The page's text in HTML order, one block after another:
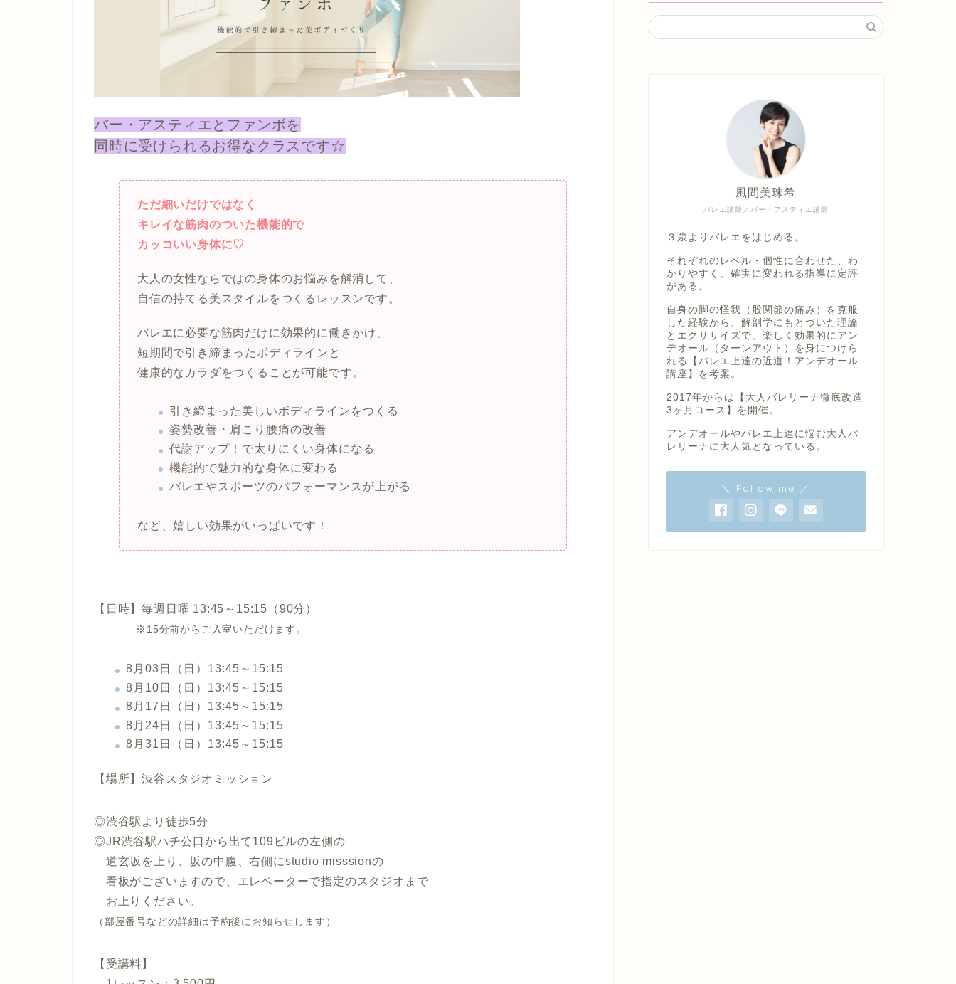
バー・アスティエとファンボを
同時に受けられるお得なクラスです☆
ただ細いだけではなく
キレイな筋肉のついた機能的で
カッコいい身体に♡
大人の女性ならではの身体のお悩みを解消して、
自信の持てる美スタイルをつくるレッスンです。
バレエに必要な筋肉だけに効果的に働きかけ、
短期間で引き締まったボディラインと
健康的なカラダをつくることが可能です。
引き締まった美しいボディラインをつくる
姿勢改善・肩こり腰痛の改善
代謝アップ！で太りにくい身体になる
機能的で魅力的な身体に変わる
バレエやスポーツのパフォーマンスが上がる
など、嬉しい効果がいっぱいです！
【日時】毎週日曜 13:45～15:15（90分）
※15分前からご入室いただけます。
8月03日（日）13:45～15:15
8月10日（日）13:45～15:15
8月17日（日）13:45～15:15
8月24日（日）13:45～15:15
8月31日（日）13:45～15:15
【場所】渋谷スタジオミッション
◎渋谷駅より徒歩5分
◎JR渋谷駅ハチ公口から出て109ビルの左側の
道玄坂を上り、坂の中腹、右側にstudio misssionの
看板がございますので、エレベーターで指定のスタジオまで
お上りください。
（部屋番号などの詳細は予約後にお知らせします）
【受講料】
バレエ講師／バー・アスティエ講師
風間美珠希
３歳よりバレエをはじめる。
それぞれのレベル・個性に合わせた、わ
かりやすく、確実に変われる指導に定評
がある。
自身の脚の怪我（股関節の痛み）を克服
した経験から、解剖学にもとづいた理論
とエクササイズで、楽しく効果的にアン
デオール（ターンアウト）を身につけら
れる【バレエ上達の近道！アンデオール
講座】を考案。
2017年からは【大人バレリーナ徹底改造
3ヶ月コース】を開催。
アンデオールやバレエ上達に悩む大人バ
レリーナに大人気となっている。
＼ Follow me ／